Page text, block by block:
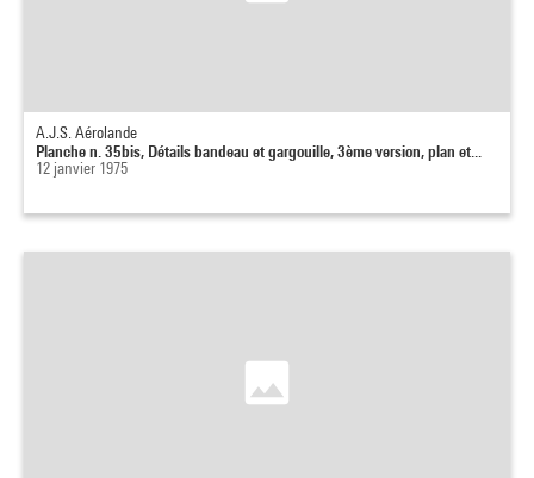
A.J.S. Aérolande
Planche n. 35bis, Détails bandeau et gargouille, 3ème version, plan et...
12 janvier 1975